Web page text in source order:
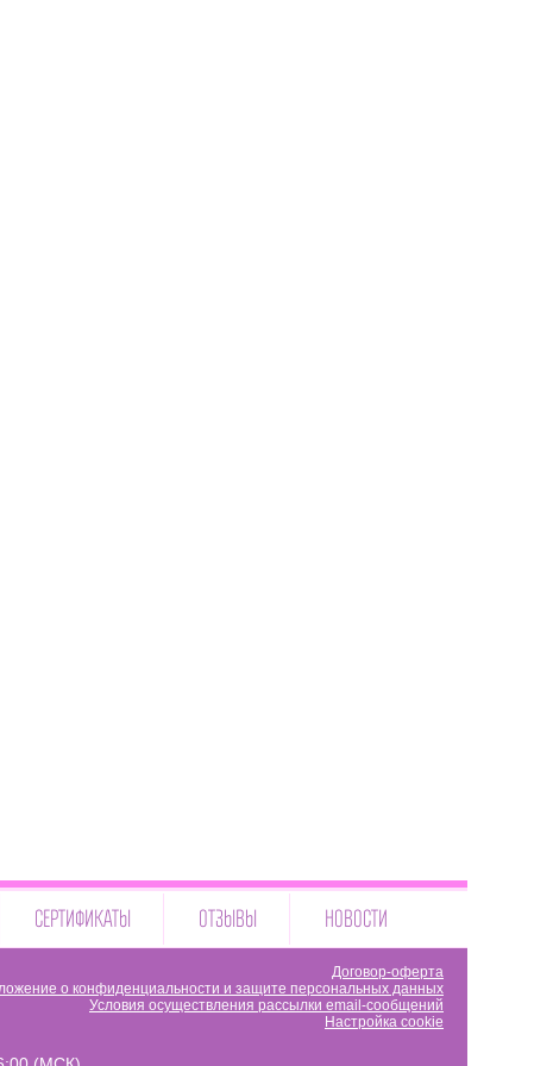
СЕРТИФИКАТЫ ОТЗЫВЫ НОВОСТИ
Договор-оферта
о конфиденциальности и защите персональных данных
Условия осуществления рассылки email-сообщений
Настройка cookie